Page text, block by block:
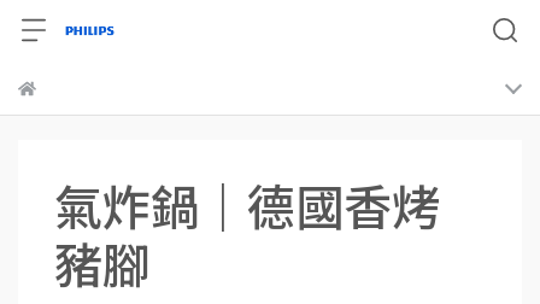
氣炸鍋｜德國香烤
豬腳